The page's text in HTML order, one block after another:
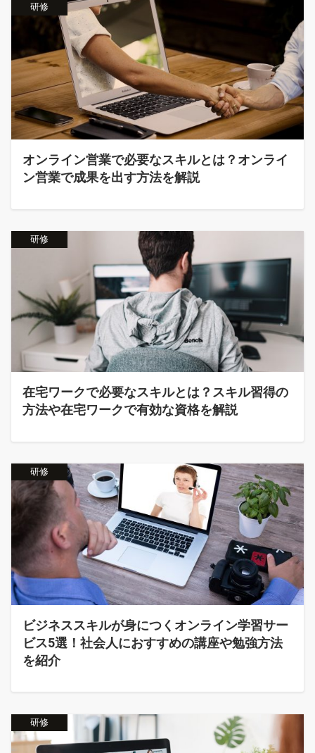
研修
オンライン営業で必要なスキルとは？オンライ
ン営業で成果を出す方法を解説
研修
在宅ワークで必要なスキルとは？スキル習得の
方法や在宅ワークで有効な資格を解説
研修
ビジネススキルが身につくオンライン学習サー
ビス5選！社会人におすすめの講座や勉強方法
を紹介
研修